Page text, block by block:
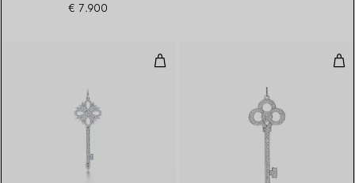
€ 7.900
Tiffany Victoria® Schlüssel-